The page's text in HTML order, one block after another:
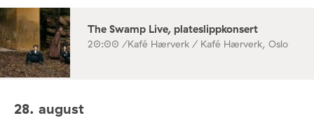
The Swamp Live, plateslippkonsert
20:00 /Kafé Hærverk / Kafé Hærverk, Oslo
28. august